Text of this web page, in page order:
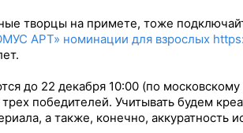
творцы на примете, тоже
АРТ» номинации для взрослых
до 22 декабря 10:00 (по
победителей. Учитывать будем
а также, конечно, аккуратность